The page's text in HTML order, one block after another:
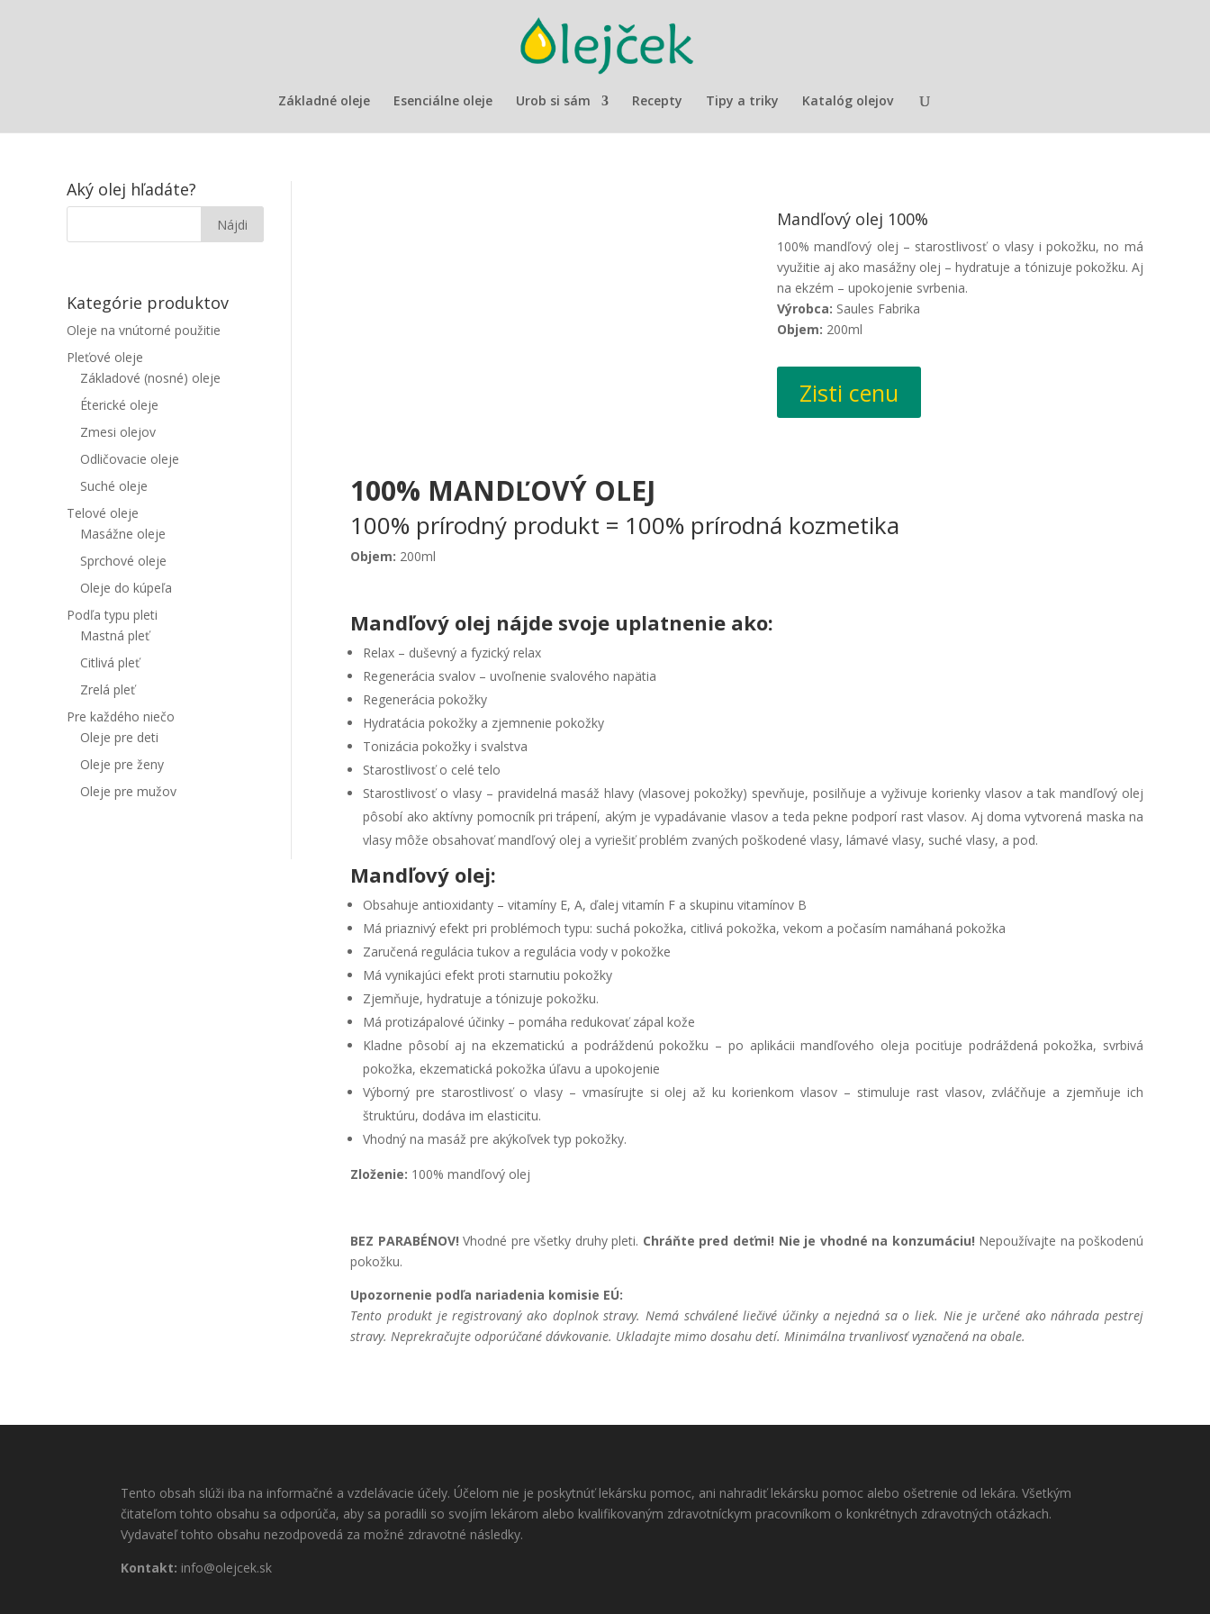
Základné oleje Esenciálne oleje Urob si sám Recepty Tipy a triky Katalóg olejov
Aký olej hľadáte?
Kategórie produktov
Oleje na vnútorné použitie
Pleťové oleje
Základové (nosné) oleje
Éterické oleje
Zmesi olejov
Odličovacie oleje
Suché oleje
Telové oleje
Masážne oleje
Sprchové oleje
Oleje do kúpeľa
Podľa typu pleti
Mastná pleť
Citlivá pleť
Zrelá pleť
Pre každého niečo
Oleje pre deti
Oleje pre ženy
Oleje pre mužov
Mandľový olej 100%
100% mandľový olej – starostlivosť o vlasy i pokožku, no má
využitie aj ako masážny olej – hydratuje a tónizuje pokožku. Aj
na ekzém – upokojenie svrbenia.
Výrobca: Saules Fabrika
Objem: 200ml
Zisti cenu
100% MANDĽOVÝ OLEJ
100% prírodný produkt = 100% prírodná kozmetika
Objem: 200ml
Mandľový olej nájde svoje uplatnenie ako:
Relax – duševný a fyzický relax
Regenerácia svalov – uvoľnenie svalového napätia
Regenerácia pokožky
Hydratácia pokožky a zjemnenie pokožky
Tonizácia pokožky i svalstva
Starostlivosť o celé telo
Starostlivosť o vlasy – pravidelná masáž hlavy (vlasovej pokožky) spevňuje, posilňuje a vyživuje korienky vlasov a tak mandľový olej
pôsobí ako aktívny pomocník pri trápení, akým je vypadávanie vlasov a teda pekne podporí rast vlasov. Aj doma vytvorená maska na
vlasy môže obsahovať mandľový olej a vyriešiť problém zvaných poškodené vlasy, lámavé vlasy, suché vlasy, a pod.
Mandľový olej:
Obsahuje antioxidanty – vitamíny E, A, ďalej vitamín F a skupinu vitamínov B
Má priaznivý efekt pri problémoch typu: suchá pokožka, citlivá pokožka, vekom a počasím namáhaná pokožka
Zaručená regulácia tukov a regulácia vody v pokožke
Má vynikajúci efekt proti starnutiu pokožky
Zjemňuje, hydratuje a tónizuje pokožku.
Má protizápalové účinky – pomáha redukovať zápal kože
Kladne pôsobí aj na ekzematickú a podráždenú pokožku – po aplikácii mandľového oleja pociťuje podráždená pokožka, svrbivá
pokožka, ekzematická pokožka úľavu a upokojenie
Výborný pre starostlivosť o vlasy – vmasírujte si olej až ku korienkom vlasov – stimuluje rast vlasov, zvláčňuje a zjemňuje ich
štruktúru, dodáva im elasticitu.
Vhodný na masáž pre akýkoľvek typ pokožky.
Zloženie: 100% mandľový olej
BEZ PARABÉNOV! Vhodné pre všetky druhy pleti. Chráňte pred deťmi! Nie je vhodné na konzumáciu! Nepoužívajte na poškodenú
pokožku.
Upozornenie podľa nariadenia komisie EÚ:
Tento produkt je registrovaný ako doplnok stravy. Nemá schválené liečivé účinky a nejedná sa o liek. Nie je určené ako náhrada pestrej
stravy. Neprekračujte odporúčané dávkovanie. Ukladajte mimo dosahu detí. Minimálna trvanlivosť vyznačená na obale.
Tento obsah slúži iba na informačné a vzdelávacie účely. Účelom nie je poskytnúť lekársku pomoc, ani nahradiť lekársku pomoc alebo ošetrenie od lekára. Všetkým
čitateľom tohto obsahu sa odporúča, aby sa poradili so svojím lekárom alebo kvalifikovaným zdravotníckym pracovníkom o konkrétnych zdravotných otázkach.
Vydavateľ tohto obsahu nezodpovedá za možné zdravotné následky.
Kontakt: info@olejcek.sk